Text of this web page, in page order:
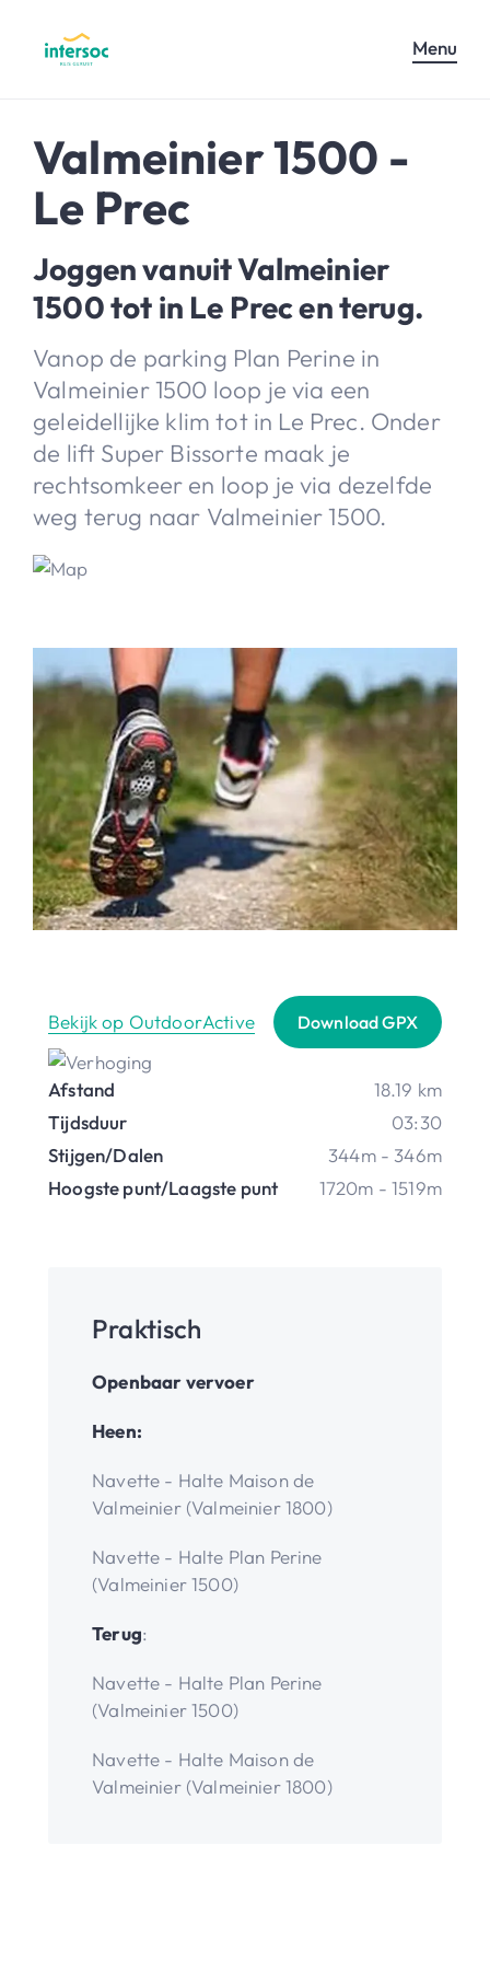
Menu
Valmeinier 1500 -
Le Prec
Joggen vanuit Valmeinier
1500 tot in Le Prec en terug.
Vanop de parking Plan Perine in
Valmeinier 1500 loop je via een
geleidellijke klim tot in Le Prec. Onder
de lift Super Bissorte maak je
rechtsomkeer en loop je via dezelfde
weg terug naar Valmeinier 1500.
Bekijk op OutdoorActive Download GPX
Afstand
18.19 km
Tijdsduur
03:30
Stijgen/Dalen
344m - 346m
Hoogste punt/Laagste punt
1720m - 1519m
Praktisch
Openbaar vervoer
Heen:
Navette - Halte Maison de
Valmeinier (Valmeinier 1800)
Navette - Halte Plan Perine
(Valmeinier 1500)
Terug:
Navette - Halte Plan Perine
(Valmeinier 1500)
Navette - Halte Maison de
Valmeinier (Valmeinier 1800)